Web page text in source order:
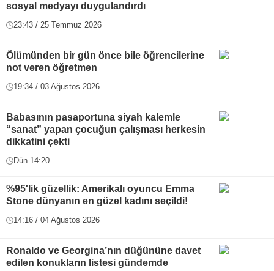
sosyal medyayı duygulandırdı
23:43 / 25 Temmuz 2026
Ölümünden bir gün önce bile öğrencilerine
not veren öğretmen
19:34 / 03 Ağustos 2026
Babasının pasaportuna siyah kalemle
“sanat” yapan çocuğun çalışması herkesin
dikkatini çekti
Dün 14:20
%95'lik güzellik: Amerikalı oyuncu Emma
Stone dünyanın en güzel kadını seçildi!
14:16 / 04 Ağustos 2026
Ronaldo ve Georgina’nın düğününe davet
edilen konukların listesi gündemde